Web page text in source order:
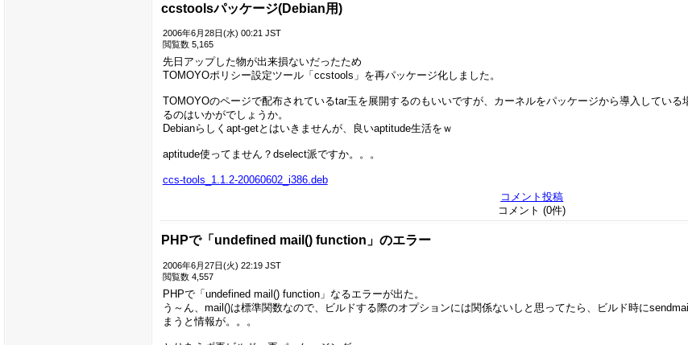
ccstoolsパッケージ(Debian用)
2006年6月28日(水) 00:21 JST
閲覧数 5,165
先日アップした物が出来損ないだったため
TOMOYOポリシー設定ツール「ccstools」を再パッケージ化しました。
TOMOYOのページで配布されているtar玉を展開するのもいいですが、カーネルをパッケージから導入してい
るのはいかがでしょうか。
Debianらしくapt-getとはいきませんが、良いaptitude生活をｗ
aptitude使ってません？dselect派ですか。。。
ccs-tools_1.1.2-20060602_i386.deb
コメント投稿
コメント (0件)
PHPで「undefined mail() function」のエラー
2006年6月27日(火) 22:19 JST
閲覧数 4,557
PHPで「undefined mail() function」なるエラーが出た。
う～ん、mail()は標準関数なので、ビルドする際のオプションには関係ないしと思ってたら、ビルド時に
まうと情報が。。。